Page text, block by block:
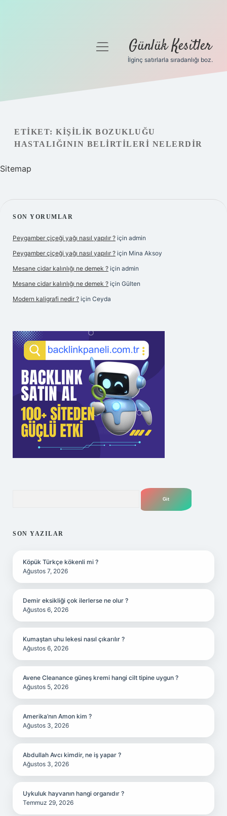
Hakkımızda
menüyü
Günlük Kesitler
İlginç satırlarla sıradanlığı boz.
ETIKET: KIŞILIK BOZUKLUĞU
HASTALIĞININ BELIRTILERI NELERDIR
Sitemap
SIDEBAR
SON YORUMLAR
Peygamber çiçeği yağı nasıl yapılır ? için admin
Peygamber çiçeği yağı nasıl yapılır ? için Mina Aksoy
Mesane cidar kalınlığı ne demek ? için admin
Mesane cidar kalınlığı ne demek ? için Gülten
Modern kaligrafi nedir ? için Ceyda
SON YAZILAR
Köpük Türkçe kökenli mi ?
Ağustos 7, 2026
Demir eksikliği çok ilerlerse ne olur ?
Ağustos 6, 2026
Kumaştan uhu lekesi nasıl çıkarılır ?
Ağustos 6, 2026
Avene Cleanance güneş kremi hangi cilt tipine uygun ?
Ağustos 5, 2026
Amerika’nın Amon kim ?
Ağustos 3, 2026
Abdullah Avcı kimdir, ne iş yapar ?
Ağustos 3, 2026
Uykuluk hayvanın hangi organıdır ?
Temmuz 29, 2026